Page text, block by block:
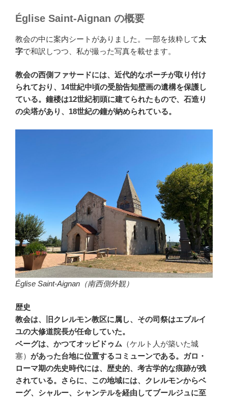
Église Saint-Aignan の概要
教会の中に案内シートがありました。一部を抜粋して太
字で和訳しつつ、私が撮った写真を載せます。
教会の西側ファサードには、近代的なポーチが取り付け
られており、14世紀中頃の受胎告知壁画の遺構を保護し
ている。鐘楼は12世紀初頭に建てられたもので、石造り
の尖塔があり、18世紀の鐘が納められている。
Église Saint-Aignan（南西側外観）
歴史
教会は、旧クレルモン教区に属し、その司祭はエブルイ
ユの大修道院長が任命していた。
ベーグは、かつてオッピドゥム （ケルト人が築いた城
塞） があった台地に位置するコミューンである。ガロ・
ローマ期の先史時代には、歴史的、考古学的な痕跡が残
されている。さらに、この地域には、クレルモンからベ
ーグ、シャルー、シャンテルを経由してブールジュに至